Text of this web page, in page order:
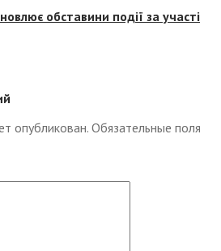
обставини події за участі
опубликован. Обязательные поля